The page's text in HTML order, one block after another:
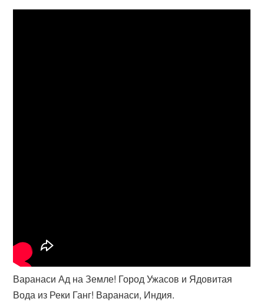
Варанаси Ад на Земле! Город Ужасов и Ядовитая
Вода из Реки Ганг! Варанаси, Индия.